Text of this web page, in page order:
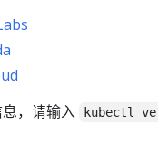
，请输入
kubectl